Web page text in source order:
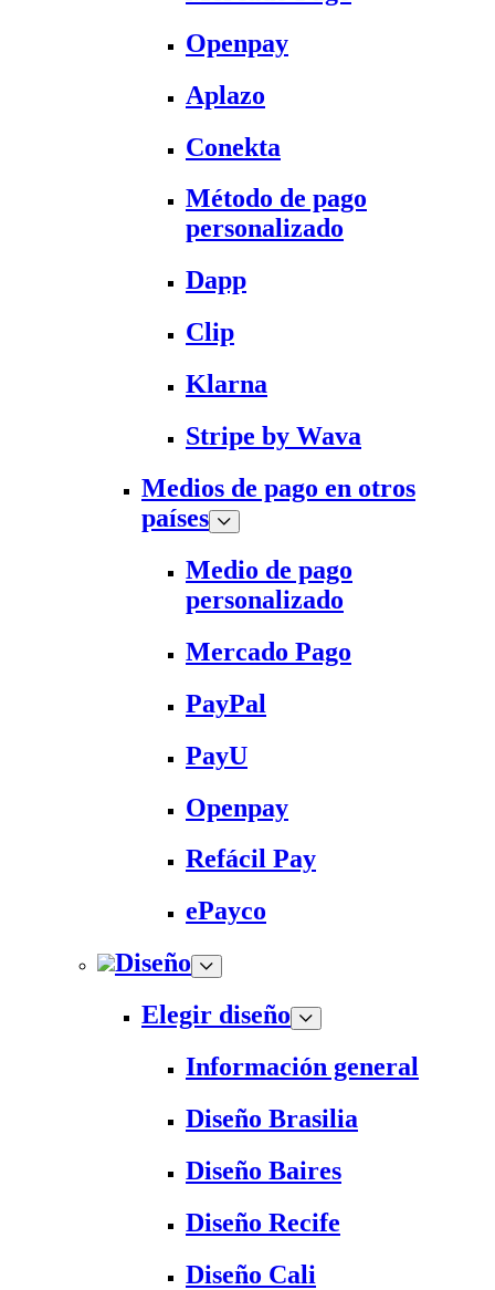
Openpay
Aplazo
Conekta
Método de pago
personalizado
Dapp
Clip
Klarna
Stripe by Wava
Medios de pago en otros
países
Medio de pago
personalizado
Mercado Pago
PayPal
PayU
Openpay
Refácil Pay
ePayco
Diseño
Elegir diseño
Información general
Diseño Brasilia
Diseño Baires
Diseño Recife
Diseño Cali